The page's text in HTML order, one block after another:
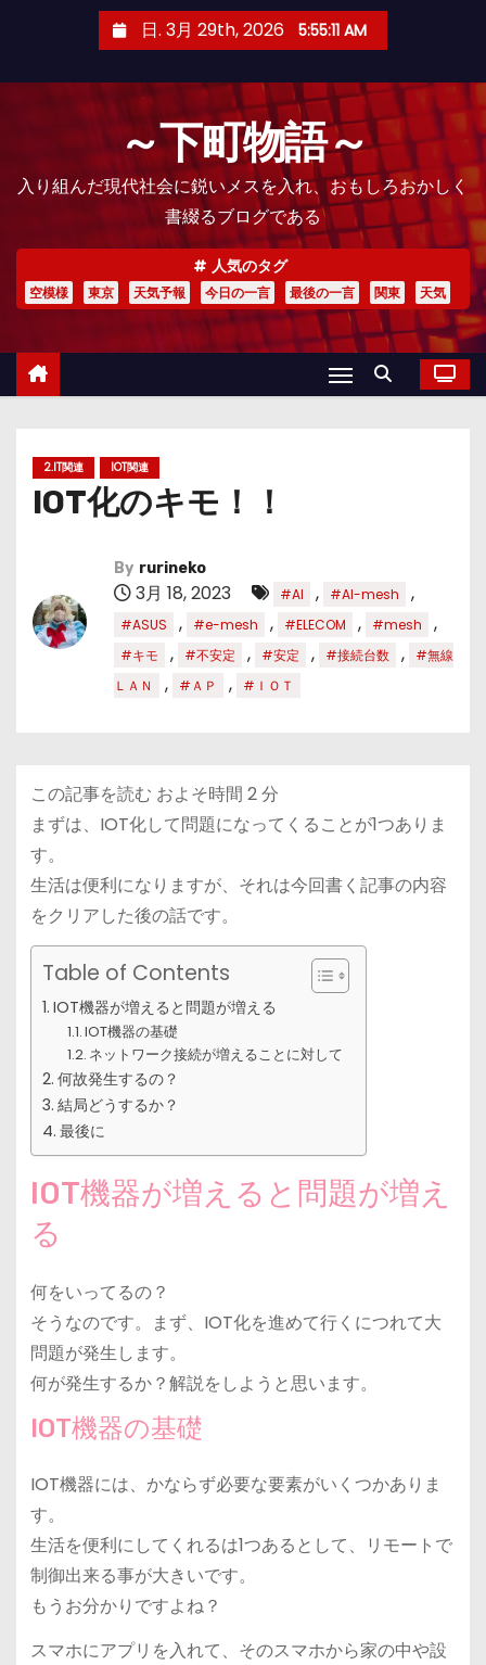
日. 3月 29th, 2026 5:55:12 AM
～下町物語～
入り組んだ現代社会に鋭いメスを入れ、おもしろおかしく
書綴るブログである
人気のタグ
空模様 東京 天気予報 今日の一言 最後の一言 関東 天気
2.IT関連 IOT関連
IOT化のキモ！！
By rurineko
3月 18, 2023 #AI , #AI-mesh ,
#ASUS , #e-mesh , #ELECOM , #mesh ,
#キモ , #不安定 , #安定 , #接続台数 ,
#無線
ＬＡＮ
, #ＡＰ , #ＩＯＴ
この記事を読む およそ時間 2分
まずは、IOT化して問題になってくることが1つありま
す。
生活は便利になりますが、それは今回書く記事の内容
をクリアした後の話です。
Table of Contents
IOT機器が増えると問題が増える
IOT機器の基礎
ネットワーク接続が増えることに対して
何故発生するの？
結局どうするか？
最後に
IOT機器が増えると問題が増え
る
何をいってるの？
そうなのです。まず、IOT化を進めて行くにつれて大
問題が発生します。
何が発生するか？解説をしようと思います。
IOT機器の基礎
IOT機器には、かならず必要な要素がいくつかありま
す。
生活を便利にしてくれるは1つあるとして、リモートで
制御出来る事が大きいです。
もうお分かりですよね？
スマホにアプリを入れて、そのスマホから家の中や設